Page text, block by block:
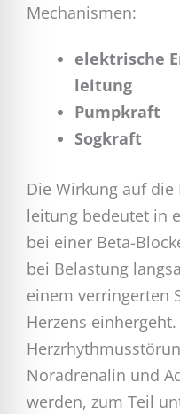
Mechanismen:
elektrische
leitung
Pumpkraft
Sogkraft
Die Wirkung auf
leitung bedeutet in
bei einer Beta-
bei Belastung
einem verringerten
Herzens
Noradrenalin und
werden, zum Teil